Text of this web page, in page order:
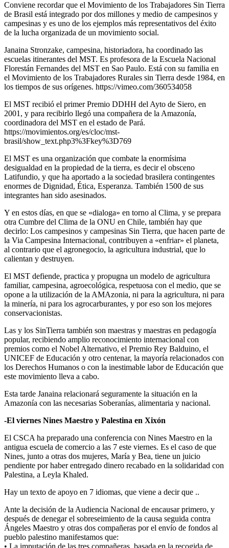
Conviene recordar que el Movimiento de los Trabajadores Sin Tierra
de Brasil está integrado por dos millones y medio de campesinos y
campesinas y es uno de los ejemplos más representativos del éxito
de la lucha organizada de un movimiento social.
Janaina Stronzake, campesina, historiadora, ha coordinado las
escuelas itinerantes del MST. Es profesora de la Escuela Nacional
Florestán Fernandes del MST en Sao Paulo. Está con su familia en
el Movimiento de los Trabajadores Rurales sin Tierra desde 1984, en
los tiempos de sus orígenes. https://vimeo.com/360534058
El MST recibió el primer Premio DDHH del Ayto de Siero, en
2001, y para recibirlo llegó una compañera de la Amazonía,
coordinadora del MST en el estado de Pará.
https://movimientos.org/es/cloc/mst-
brasil/show_text.php3%3Fkey%3D769
El MST es una organización que combate la enormísima
desigualdad en la propiedad de la tierra, es decir el obsceno
Latifundio, y que ha aportado a la sociedad brasilera contingentes
enormes de Dignidad, Ética, Esperanza. También 1500 de sus
integrantes han sido asesinados.
Y en estos días, en que se «dialoga» en torno al Clima, y se prepara
otra Cumbre del Clima de la ONU en Chile, también hay que
decirlo: Los campesinos y campesinas Sin Tierra, que hacen parte de
la Via Campesina Internacional, contribuyen a «enfriar» el planeta,
al contrario que el agronegocio, la agricultura industrial, que lo
calientan y destruyen.
El MST defiende, practica y propugna un modelo de agricultura
familiar, campesina, agroecológica, respetuosa con el medio, que se
opone a la utilización de la AMAzonia, ni para la agricultura, ni para
la minería, ni para los agrocarburantes, y por eso son los mejores
conservacionistas.
Las y los SinTierra también son maestras y maestras en pedagogía
popular, recibiendo amplio reconocimiento internacional con
premios como el Nobel Alternativo, el Premio Rey Balduino, el
UNICEF de Educación y otro centenar, la mayoría relacionados con
los Derechos Humanos o con la inestimable labor de Educación que
este movimiento lleva a cabo.
Esta tarde Janaina relacionará seguramente la situación en la
Amazonía con las necesarias Soberanías, alimentaria y nacional.
-El viernes Nines Maestro y Palestina en Xixón
El CSCA ha preparado una conferencia con Nines Maestro en la
antigua escuela de comercio a las 7 este viernes. Es el caso de que
Nines, junto a otras dos mujeres, María y Bea, tiene un juicio
pendiente por haber entregado dinero recabado en la solidaridad con
Palestina, a Leyla Khaled.
Hay un texto de apoyo en 7 idiomas, que viene a decir que ..
Ante la decisión de la Audiencia Nacional de encausar primero, y
después de denegar el sobreseimiento de la causa seguida contra
Ángeles Maestro y otras dos compañeras por el envío de fondos al
pueblo palestino manifestamos que:
• La imputación de las tres compañeras, basada en la recogida de